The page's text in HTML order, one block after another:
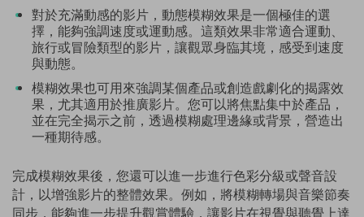
對於充滿動感的影片，動態模糊效果是一個極佳的選
擇，能夠強調速度或運動感。這類效果非常適合運動、
旅行或冒險類型的影片，讓觀眾身臨其境，感受到速度
與動態。
模糊效果也可用來強調某個產品或創造戲劇化的揭露效
果，尤其適用於推廣影片。您可以將焦點集中於產品，
並在完全揭示之前，透過模糊處理邊緣或背景，營造出
一種期待感。
完成模糊效果後，您還可以進一步進行色彩分級或聲音設
計，以增強影片的整體效果。例如，將模糊轉場與音樂節奏
同步，能夠進一步提升觀賞體驗，讓影片在視覺與聽覺上達